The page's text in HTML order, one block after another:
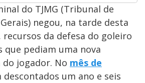
do TJMG (Tribunal de
negou, na tarde desta
da defesa do goleiro
que pediam uma nova
do jogador. No mês de
um ano e seis